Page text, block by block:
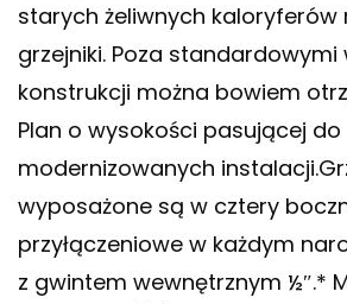
starych żeliwnych kaloryferów
grzejniki. Poza
konstrukcji można bowiem
Plan o wysokości pasującej do
modernizowanych
wyposażone są w cztery
przyłączeniowe w każdym
z gwintem wewnętrznym ½″.*